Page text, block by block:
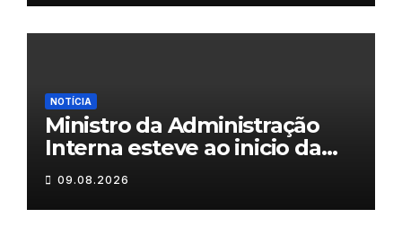
NOTÍCIA
Ministro da Administração
Interna esteve ao inicio da
tarde em Valpaços
09.08.2026